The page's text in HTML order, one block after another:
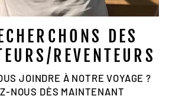
DES
REVENTEURS
JOINDRE À NOTRE VOYAGE ?
NOUS DÈS MAINTENANT